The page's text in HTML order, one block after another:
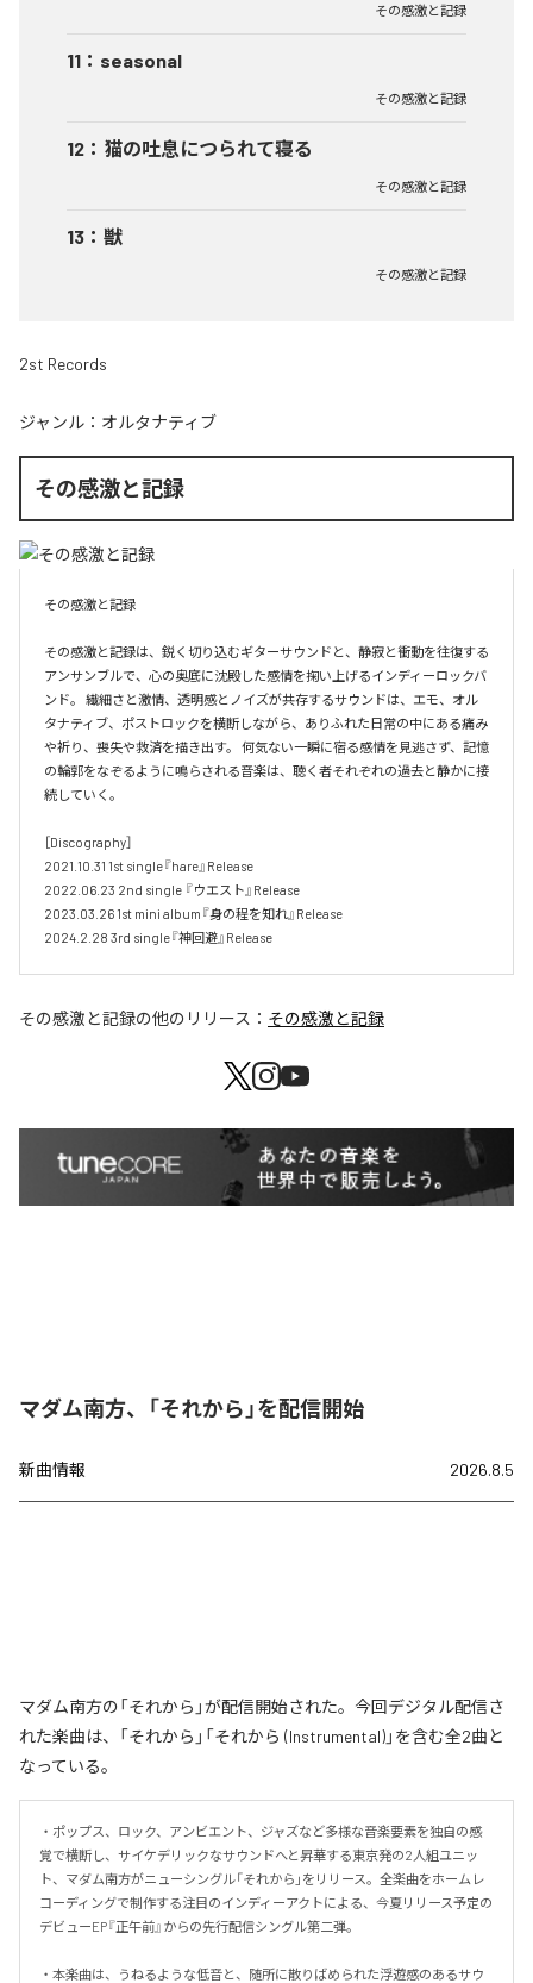
その感激と記録
11 ： seasonal
その感激と記録
12 ： 猫の吐息につられて寝る
その感激と記録
13 ： 獣
その感激と記録
2st Records
ジャンル： オルタナティブ
その感激と記録
その感激と記録
その感激と記録は、鋭く切り込むギターサウンドと、静寂と衝動を往復する
アンサンブルで、心の奥底に沈殿した感情を掬い上げるインディーロックバ
ンド。 繊細さと激情、透明感とノイズが共存するサウンドは、エモ、オル
タナティブ、ポストロックを横断しながら、ありふれた日常の中にある痛み
や祈り、喪失や救済を描き出す。 何気ない一瞬に宿る感情を見逃さず、記憶
の輪郭をなぞるように鳴らされる音楽は、聴く者それぞれの過去と静かに接
続していく。
［Discography］
2021.10.31 1st single『hare』Release
2022.06.23 2nd single 『ウエスト』Release
2023.03.26 1st mini album『身の程を知れ』Release
2024.2.28 3rd single『神回避』Release
その感激と記録の他のリリース： その感激と記録
マダム南方、「それから」を配信開始
新曲情報 2026.8.5
マダム南方の「それから」が配信開始された。今回デジタル配信さ
れた楽曲は、「それから」「それから (Instrumental)」を含む全2曲と
なっている。
・ポップス、ロック、アンビエント、ジャズなど多様な音楽要素を独自の感
覚で横断し、サイケデリックなサウンドへと昇華する東京発の2人組ユニッ
ト、マダム南方がニューシングル「それから」をリリース。全楽曲をホームレ
コーディングで制作する注目のインディーアクトによる、今夏リリース予定の
デビューEP『正午前』からの先行配信シングル第二弾。
・本楽曲は、うねるような低音と、随所に散りばめられた浮遊感のあるサウ